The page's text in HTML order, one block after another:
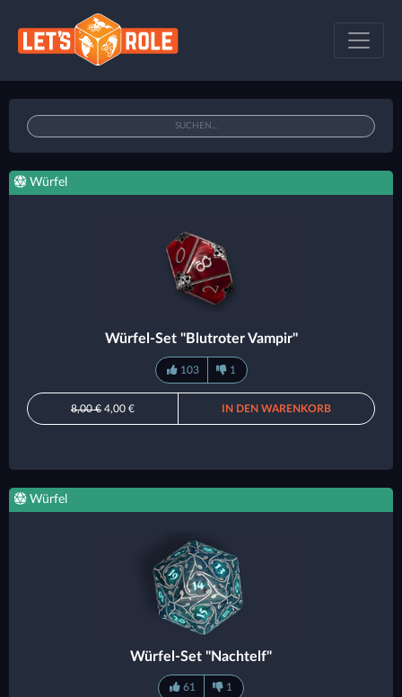
Würfel
Würfel-Set "Blutroter Vampir"
103 1
8,00 € 4,00 € IN DEN WARENKORB
Würfel
Würfel-Set "Nachtelf"
61 1